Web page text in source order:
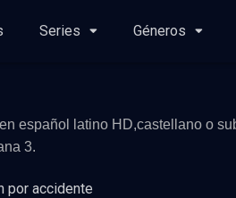
Series Géneros
español latino HD,castellano o
3.
por accidente